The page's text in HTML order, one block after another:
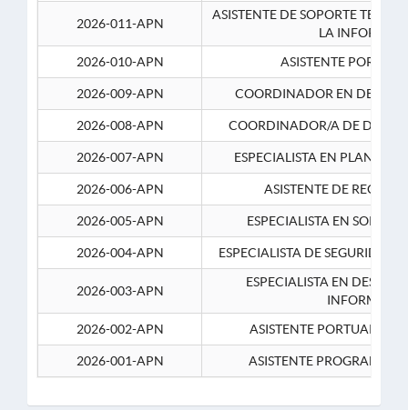
2026-011-APN
ASISTENTE DE SOPORTE
LA
2026-010-APN
ASISTENTE
2026-009-APN COORDINADOR EN
2026-008-APN COORDINADOR/A DE
2026-007-APN ESPECIALISTA EN
2026-006-APN ASISTENTE DE
2026-005-APN ESPECIALISTA EN
2026-004-APN ESPECIALISTA DE SEGURIDAD
2026-003-APN
ESPECIALISTA EN
2026-002-APN
ASISTENTE PORTUARIO 2-
2026-001-APN ASISTENTE